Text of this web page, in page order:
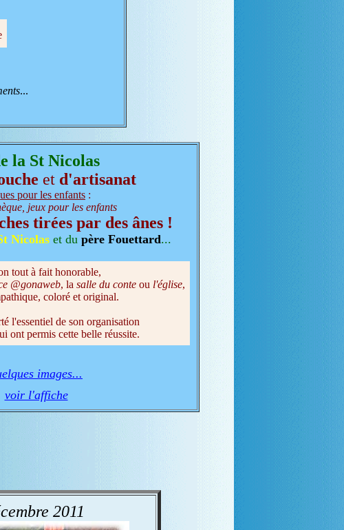
...
la St Nicolas
et d'artisanat
pour les enfants :
jeux pour les enfants
tirées par des ânes !
Nicolaset du père Fouettard...
tout à fait honorable,
@gonaweb, la salle du conteou l'église,
coloré et original.
l'essentiel de son organisation
ont permis cette belle réussite.
images...
voir l'affiche
2011